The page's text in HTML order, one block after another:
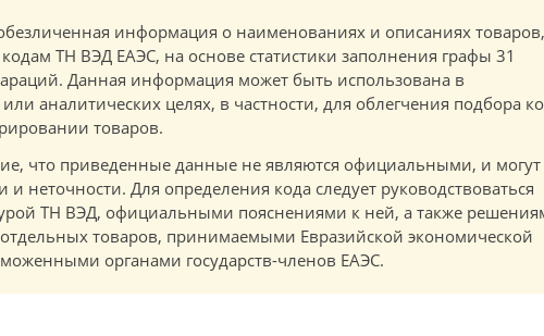
информация о наименованиях и описаниях товаров,
ТН ВЭД ЕАЭС, на основе статистики заполнения графы 31
Данная информация может быть использована в
аналитических целях, в частности, для облегчения подбора
товаров.
что приведенные данные не являются официальными, и могут
неточности. Для определения кода следует руководствоваться
ТН ВЭД, официальными пояснениями к ней, а также
товаров, принимаемыми Евразийской экономической
органами государств-членов ЕАЭС.